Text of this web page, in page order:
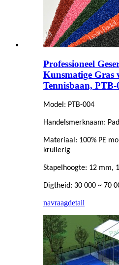
Professioneel
Kunsmatige Gras
Tennisbaan, PTB-
Model: PTB-004
Handelsmerknaam:
Materiaal: 100% PE
krullerig
Stapelhoogte: 12 mm,
Digtheid: 30 000 ~ 70
navraagdetail